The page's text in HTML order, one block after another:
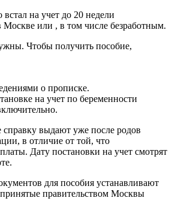
на учет до 20 недели
Москве или , в том числе безработным.
Чтобы получить пособие,
о прописке.
на учет по беременности
выдают уже после родов
в отличие от той, что
Дату постановки на учет смотрят
для пособия устанавливают
правительством Москвы